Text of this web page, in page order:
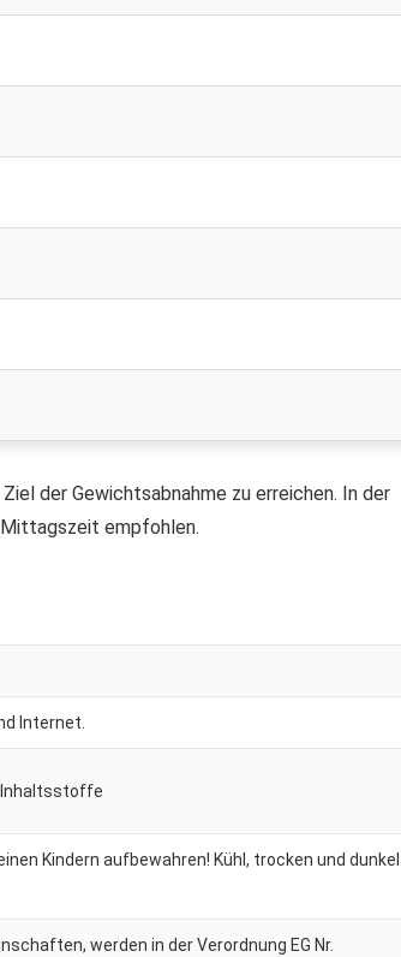
der Gewichtsabnahme zu erreichen. In der
Mittagszeit empfohlen.
Internet.
Inhaltsstoffe
Kindern aufbewahren! Kühl, trocken und dunkel
werden in der Verordnung EG Nr.